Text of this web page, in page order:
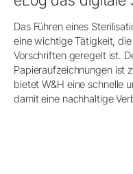
Das Führen eines
eine wichtige Tätigkeit,
Vorschriften geregelt ist.
Papieraufzeichnungen ist
bietet W&H eine schnelle
damit eine nachhaltige